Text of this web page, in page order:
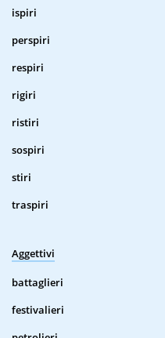
ispiri
perspiri
respiri
rigiri
ristiri
sospiri
stiri
traspiri
Aggettivi
battaglieri
festivalieri